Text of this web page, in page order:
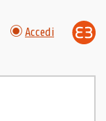
Accedi